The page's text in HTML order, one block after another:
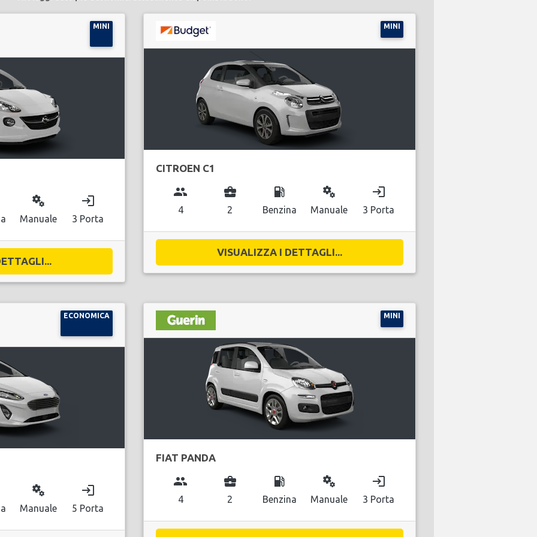
MINI
miscellaneous_services
Manuale
login
3 Porta
MINI
CITROEN C1
group
4
business_center
2
local_gas_station
Benzina
miscellaneous_services
Manuale
login
3 Porta
VISUALIZZA I DETTAGLI...
ECONOMICA
miscellaneous_services
Manuale
login
5 Porta
MINI
FIAT PANDA
group
4
business_center
2
local_gas_station
Benzina
miscellaneous_services
Manuale
login
3 Porta